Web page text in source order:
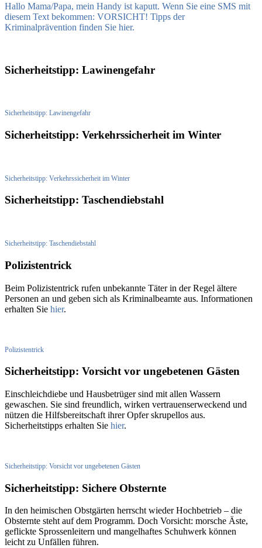
Hallo Mama/Papa, mein Handy ist kaputt. Wenn Sie eine SMS mit
diesem Text bekommen: VORSICHT! Tipps der
Kriminalprävention finden Sie hier.
Sicherheitstipp: Lawinengefahr
Sicherheitstipp: Lawinengefahr
Sicherheitstipp: Verkehrssicherheit im Winter
Sicherheitstipp: Verkehrssicherheit im Winter
Sicherheitstipp: Taschendiebstahl
Sicherheitstipp: Taschendiebstahl
Polizistentrick
Beim Polizistentrick rufen unbekannte Täter in der Regel ältere
Personen an und geben sich als Kriminalbeamte aus. Informationen
erhalten Sie hier.
Polizistentrick
Sicherheitstipp: Vorsicht vor ungebetenen Gästen
Einschleichdiebe und Hausbetrüger sind mit allen Wassern
gewaschen. Sie sind freundlich, wirken vertrauenserweckend und
nützen die Hilfsbereitschaft ihrer Opfer skrupellos aus.
Sicherheitstipps erhalten Sie hier.
Sicherheitstipp: Vorsicht vor ungebetenen Gästen
Sicherheitstipp: Sichere Obsternte
In den heimischen Obstgärten herrscht wieder Hochbetrieb – die
Obsternte steht auf dem Programm. Doch Vorsicht: morsche Äste,
geflickte Sprossenleitern und mangelhaftes Schuhwerk können
leicht zu Unfällen führen.